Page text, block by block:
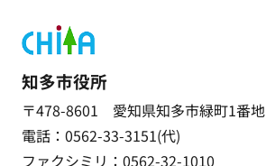
知多市役所
〒478-8601 愛知県知多市緑町1番地
電話：0562-33-3151(代)
ファクシミリ：0562-32-1010